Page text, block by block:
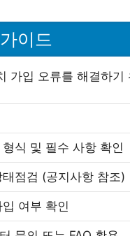
이드
가입 오류를 해결하기
식 및 필수 사항 확인
태점검 (공지사항 참조)
여부 확인